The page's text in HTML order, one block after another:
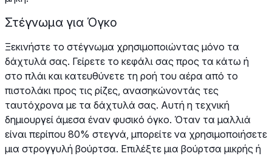
Στέγνωμα για Όγκο
Ξεκινήστε το στέγνωμα χρησιμοποιώντας μόνο τα
δάχτυλά σας. Γείρετε το κεφάλι σας προς τα κάτω ή
στο πλάι και κατευθύνετε τη ροή του αέρα από το
πιστολάκι προς τις ρίζες, ανασηκώνοντάς τες
ταυτόχρονα με τα δάχτυλά σας. Αυτή η τεχνική
δημιουργεί άμεσα έναν φυσικό όγκο. Όταν τα μαλλιά
είναι περίπου 80% στεγνά, μπορείτε να χρησιμοποιήσετε
μια στρογγυλή βούρτσα. Επιλέξτε μια βούρτσα μικρής ή